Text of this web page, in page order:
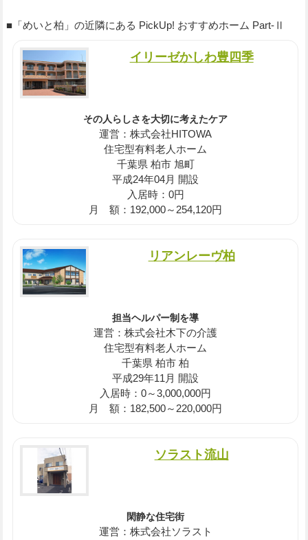
■「めいと柏」の近隣にある PickUp! おすすめホーム Part-Ⅱ
イリーゼかしわ豊四季
その人らしさを大切に考えたケア
運営：株式会社HITOWA
住宅型有料老人ホーム
千葉県 柏市 旭町
平成24年04月 開設
入居時：0円
月 額：192,000～254,120円
リアンレーヴ柏
担当ヘルパー制を導
運営：株式会社木下の介護
住宅型有料老人ホーム
千葉県 柏市 柏
平成29年11月 開設
入居時：0～3,000,000円
月 額：182,500～220,000円
ソラスト流山
閑静な住宅街
運営：株式会社ソラスト